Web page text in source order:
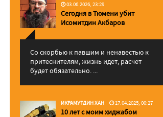
03.06.2026, 23:29
Сегодня в Тюмени убит
Исомитдин Акбаров
Со скорбью к павшим и ненавестью к
притеснителям, жизнь идет, расчет
будет обязательно. ...
ИКРАМУТДИН ХАН 17.04.2025, 00:27
10 лет с моим хиджабом